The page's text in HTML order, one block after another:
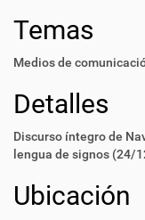
Temas
Medios de
Detalles
Discurso íntegro de
lengua de signos (24/
Ubicación